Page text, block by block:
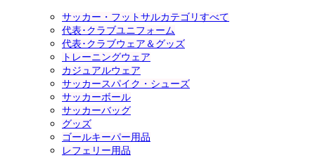
サッカー・フットサルカテゴリすべて
代表･クラブユニフォーム
代表･クラブウェア＆グッズ
トレーニングウェア
カジュアルウェア
サッカースパイク・シューズ
サッカーボール
サッカーバッグ
グッズ
ゴールキーパー用品
レフェリー用品